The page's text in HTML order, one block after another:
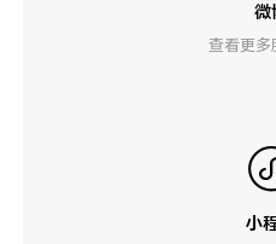
微
查看更多
小